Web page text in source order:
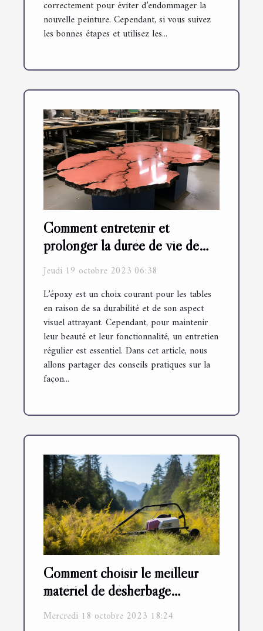
correctement pour éviter d’endommager la
nouvelle peinture. Cependant, si vous suivez
les bonnes étapes et utilisez les...
Comment entretenir et
prolonger la durée de vie de
vos tables en résine époxy
Jeudi 19 octobre 2023 06:38
L’époxy est un choix courant pour les tables
en raison de sa durabilité et de son aspect
visuel attrayant. Cependant, pour maintenir
leur beauté et leur fonctionnalité, un entretien
régulier est essentiel. Dans cet article, nous
allons partager des conseils pratiques sur la
façon...
Comment choisir le meilleur
matériel de désherbage
thermique
Mercredi 18 octobre 2023 18:24